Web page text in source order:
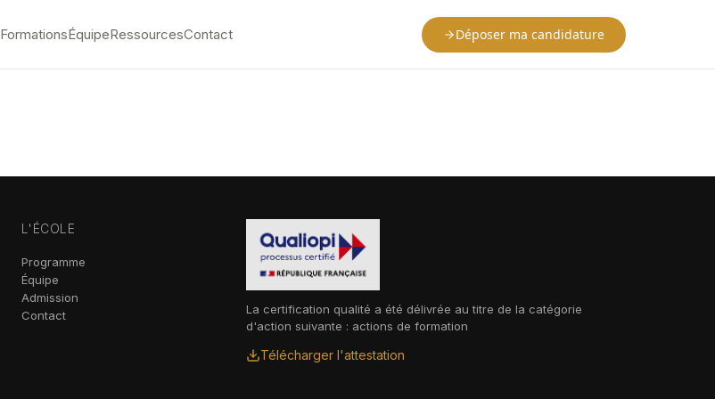
FormationsÉquipeRessourcesContact Déposer ma candidature
L'ÉCOLE
Programme
Équipe
Admission
Contact
La certification qualité a été délivrée au titre de la catégorie
d'action suivante : actions de formation
Télécharger l'attestation